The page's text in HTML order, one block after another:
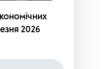
2026